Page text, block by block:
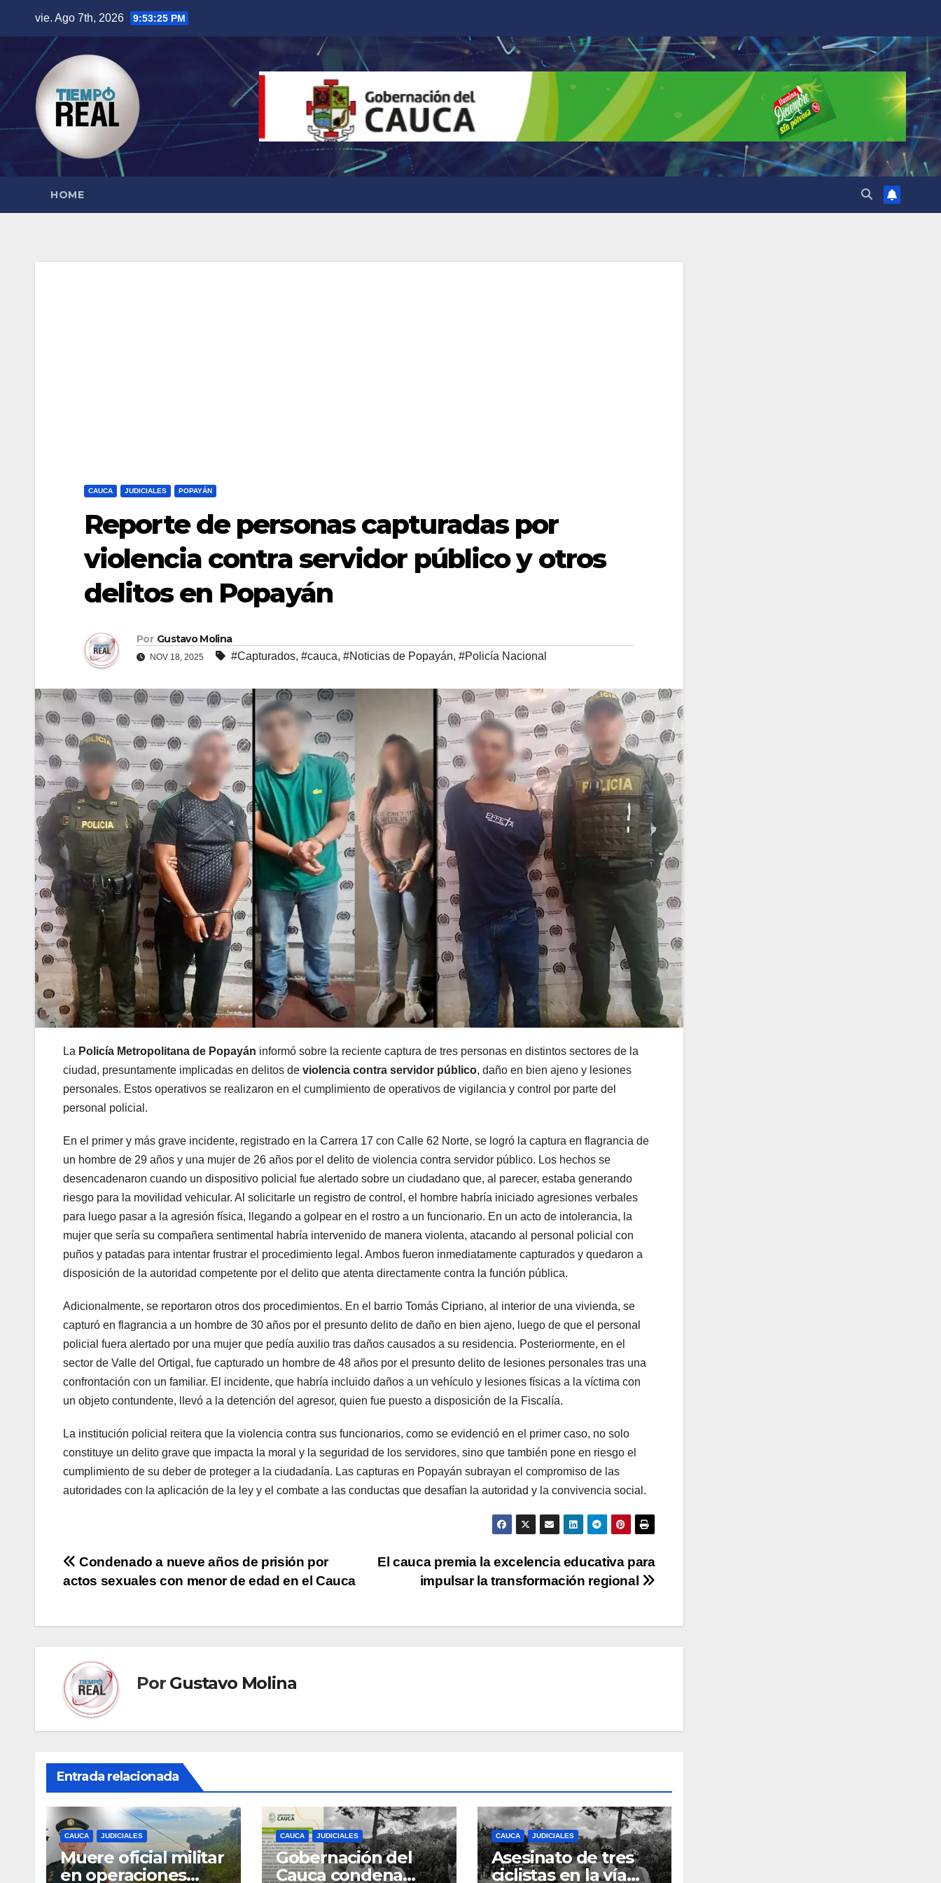
contenido
vie. Ago 7th, 2026 9:53:26 PM
HOME
CAUCA JUDICIALES POPAYÁN
Reporte de personas capturadas por
violencia contra servidor público y otros
delitos en Popayán
Por Gustavo Molina
NOV 18, 2025 #Capturados, #cauca, #Noticias de Popayán, #Policía Nacional
La Policía Metropolitana de Popayán informó sobre la reciente captura de tres personas en distintos sectores de la
ciudad, presuntamente implicadas en delitos de violencia contra servidor público, daño en bien ajeno y lesiones
personales. Estos operativos se realizaron en el cumplimiento de operativos de vigilancia y control por parte del
personal policial.
En el primer y más grave incidente, registrado en la Carrera 17 con Calle 62 Norte, se logró la captura en flagrancia de
un hombre de 29 años y una mujer de 26 años por el delito de violencia contra servidor público. Los hechos se
desencadenaron cuando un dispositivo policial fue alertado sobre un ciudadano que, al parecer, estaba generando
riesgo para la movilidad vehicular. Al solicitarle un registro de control, el hombre habría iniciado agresiones verbales
para luego pasar a la agresión física, llegando a golpear en el rostro a un funcionario. En un acto de intolerancia, la
mujer que sería su compañera sentimental habría intervenido de manera violenta, atacando al personal policial con
puños y patadas para intentar frustrar el procedimiento legal. Ambos fueron inmediatamente capturados y quedaron a
disposición de la autoridad competente por el delito que atenta directamente contra la función pública.
Adicionalmente, se reportaron otros dos procedimientos. En el barrio Tomás Cipriano, al interior de una vivienda, se
capturó en flagrancia a un hombre de 30 años por el presunto delito de daño en bien ajeno, luego de que el personal
policial fuera alertado por una mujer que pedía auxilio tras daños causados a su residencia. Posteriormente, en el
sector de Valle del Ortigal, fue capturado un hombre de 48 años por el presunto delito de lesiones personales tras una
confrontación con un familiar. El incidente, que habría incluido daños a un vehículo y lesiones físicas a la víctima con
un objeto contundente, llevó a la detención del agresor, quien fue puesto a disposición de la Fiscalía.
La institución policial reitera que la violencia contra sus funcionarios, como se evidenció en el primer caso, no solo
constituye un delito grave que impacta la moral y la seguridad de los servidores, sino que también pone en riesgo el
cumplimiento de su deber de proteger a la ciudadanía. Las capturas en Popayán subrayan el compromiso de las
autoridades con la aplicación de la ley y el combate a las conductas que desafían la autoridad y la convivencia social.
Navegación
entradas
El cauca premia la excelencia educativa para
impulsar la transformación regional
Condenado a nueve años de prisión por
actos sexuales con menor de edad en el Cauca
Por Gustavo Molina
Entrada relacionada
CAUCA JUDICIALES
Muere oficial militar
en operaciones
CAUCA JUDICIALES
Gobernación del
Cauca condena
CAUCA JUDICIALES
Asesinato de tres
ciclistas en la vía